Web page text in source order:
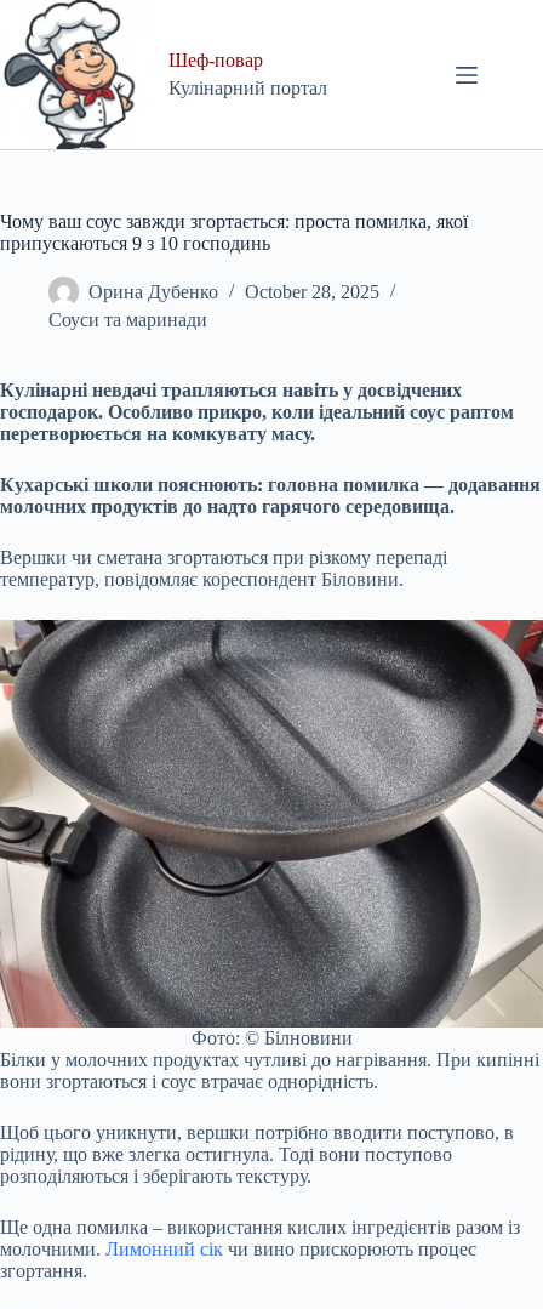
content
Шеф-повар
Кулінарний портал
Чому ваш соус завжди згортається: проста помилка, якої
припускаються 9 з 10 господинь
Орина Дубенко
October 28, 2025
Соуси та маринади
Кулінарні невдачі трапляються навіть у досвідчених
господарок. Особливо прикро, коли ідеальний соус раптом
перетворюється на комкувату масу.
Кухарські школи пояснюють: головна помилка — додавання
молочних продуктів до надто гарячого середовища.
Вершки чи сметана згортаються при різкому перепаді
температур, повідомляє кореспондент Біловини.
Фото: © Білновини
Білки у молочних продуктах чутливі до нагрівання. При кипінні
вони згортаються і соус втрачає однорідність.
Щоб цього уникнути, вершки потрібно вводити поступово, в
рідину, що вже злегка остигнула. Тоді вони поступово
розподіляються і зберігають текстуру.
Ще одна помилка – використання кислих інгредієнтів разом із
молочними. Лимонний сік чи вино прискорюють процес
згортання.